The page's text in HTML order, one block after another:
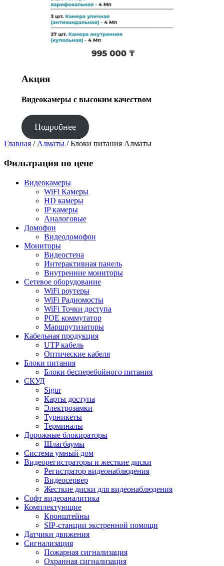
Акция
Видеокамеры с высоким качеством
Подробнее
Главная / Алматы / Блоки питания Алматы
Фильтрация по цене
Видеокамеры
WiFi Камеры
HD камеры
IP камеры
Аналоговые
Домофон
Видеодомофон
Мониторы
Видеостена
Интерактивная панель
Внутренние мониторы
Сетевое оборудование
WiFi роутеры
WiFi Радиомосты
WiFi Точки доступа
POE коммутатор
Маршрутизаторы
Кабельная продукция
UTP кабель
Оптические кабеля
Блоки питания
Блоки бесперебойного питания
СКУД
Sigur
Карты доступа
Электрозамки
Турникеты
Терминалы
Дорожные блокираторы
Шлагбаумы
Cистема умный дом
Видеорегистраторы и жесткие диски
Регистратор видеонаблюдения
Видеосервер
Жесткие диски для видеонаблюдения
Софт видеоаналитика
Комплектующие
Кронштейны
SIP-станции экстренной помощи
Датчики движения
Сигнализация
Пожарная сигнализация
Охранная сигнализация